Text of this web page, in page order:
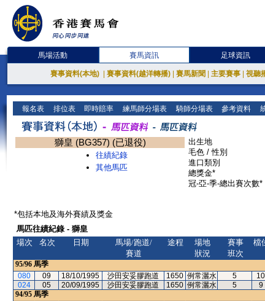
馬場活動 賽馬資訊 足球資訊
賽事資料(本地) 賽事資料(越洋轉播) 賽馬新聞 主要賽事 視聽
報名表 排位表 即時賠率 練馬師分場表 騎師分場表 參考資料
獅皇 (BG357) (已退役)
往績紀錄
其他馬匹
出生地
毛色 / 性別
進口類別
總獎金*
冠-亞-季-總出賽次數*
*包括本地及海外賽績及獎金
馬匹往績紀錄 - 獅皇
場次
名次 日期
馬場/跑道/
賽道
途程
場地
狀況
賽事
班次
檔
95/96 馬季
080
09 18/10/1995 沙田安妥膠跑道 1650 例常灑水 5 10
024
05 20/09/1995 沙田安妥膠跑道 1650 例常灑水 5 9
94/95 馬季